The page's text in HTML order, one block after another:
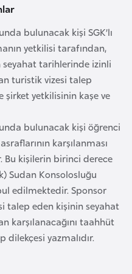
bulunacak kişi SGK’lı
yetkilisi tarafından,
seyahat tarihlerinde izinli
turistik vizesi talep
şirket yetkilisinin kaşe ve
bulunacak kişi öğrenci
karşılanması
Bu kişilerin birinci derece
Sudan Konsolosluğu
edilmektedir. Sponsor
talep eden kişinin seyahat
karşılanacağını taahhüt
dilekçesi yazmalıdır.